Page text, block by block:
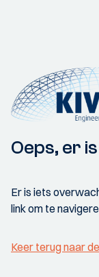
Oeps, er
Er is iets
link om te
Keer terug naar